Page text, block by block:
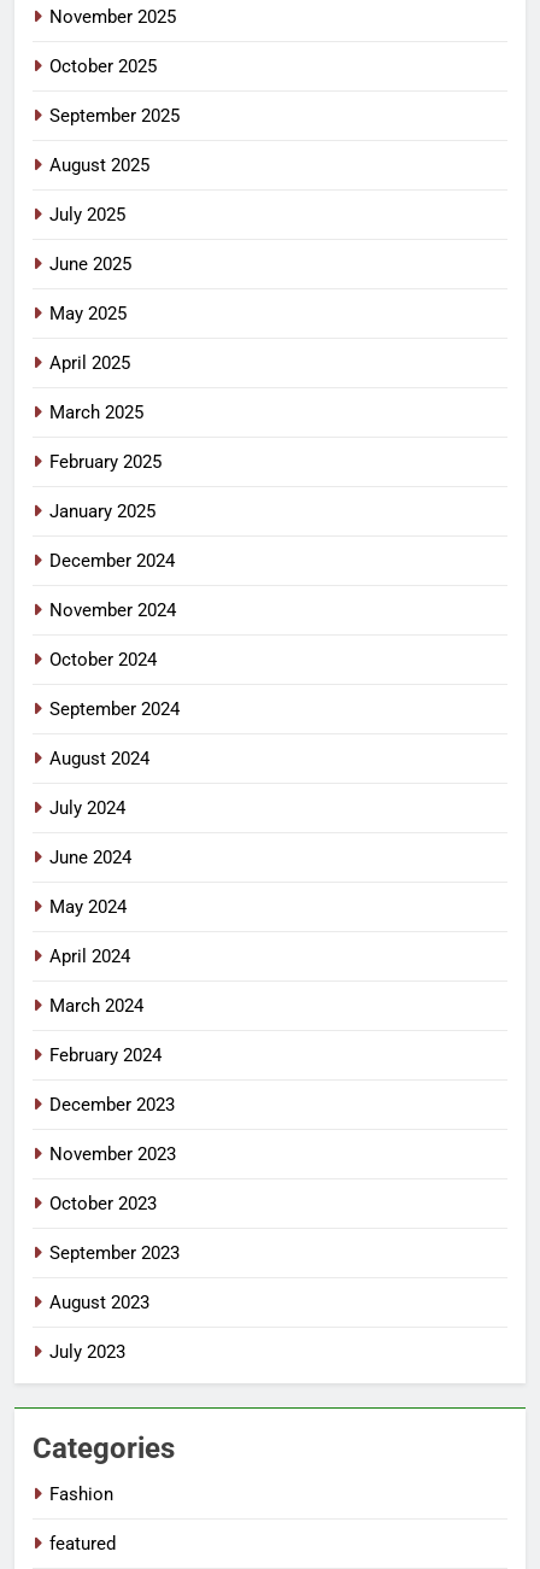
November 2025
October 2025
September 2025
August 2025
July 2025
June 2025
May 2025
April 2025
March 2025
February 2025
January 2025
December 2024
November 2024
October 2024
September 2024
August 2024
July 2024
June 2024
May 2024
April 2024
March 2024
February 2024
December 2023
November 2023
October 2023
September 2023
August 2023
July 2023
Categories
Fashion
featured